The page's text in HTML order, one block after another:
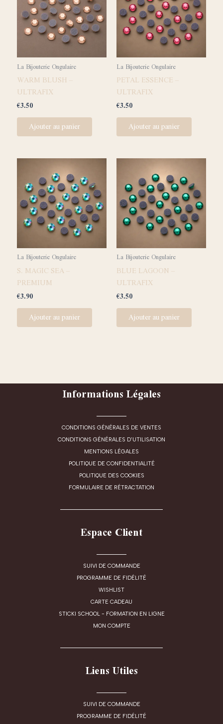
La Bijouterie Ongulaire
WARM BLUSH –
ULTRAFIX
€3.50
Ajouter au panier
La Bijouterie Ongulaire
PETAL ESSENCE –
ULTRAFIX
€3.50
Ajouter au panier
La Bijouterie Ongulaire
S. MAGIC SEA –
PREMIUM
€3.90
Ajouter au panier
La Bijouterie Ongulaire
BLUE LAGOON –
ULTRAFIX
€3.50
Ajouter au panier
Informations Légales
CONDITIONS GÉNÉRALES DE VENTES
CONDITIONS GÉNÉRALES D'UTILISATION
MENTIONS LÉGALES
POLITIQUE DE CONFIDENTIALITÉ
POLITIQUE DES COOKIES
FORMULAIRE DE RÉTRACTATION
Espace Client
SUIVI DE COMMANDE
PROGRAMME DE FIDÉLITÉ
WISHLIST
CARTE CADEAU
STICKI SCHOOL - FORMATION EN LIGNE
MON COMPTE
Liens Utiles
SUIVI DE COMMANDE
PROGRAMME DE FIDÉLITÉ